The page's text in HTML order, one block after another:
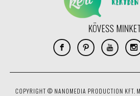
KÖVESS
COPYRIGHT © NANOMEDIA PRODUCTION KFT.